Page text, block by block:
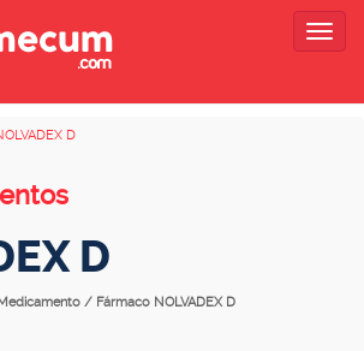
D
D
/ Fármaco NOLVADEX D